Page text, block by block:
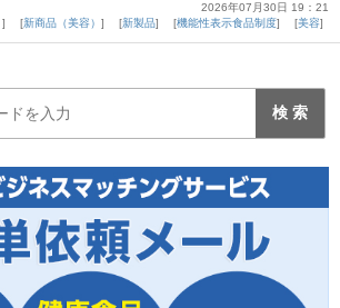
2026年07月30日 19：21
新商品（美容） 新製品 機能性表示食品制度 美容